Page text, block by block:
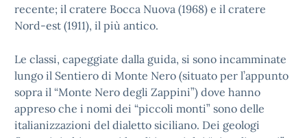
recente; il cratere Bocca Nuova (1968) e il cratere
Nord-est (1911), il più antico.
Le classi, capeggiate dalla guida, si sono incamminate
lungo il Sentiero di Monte Nero (situato per l’appunto
sopra il “Monte Nero degli Zappini”) dove hanno
appreso che i nomi dei “piccoli monti” sono delle
italianizzazioni del dialetto siciliano. Dei geologi